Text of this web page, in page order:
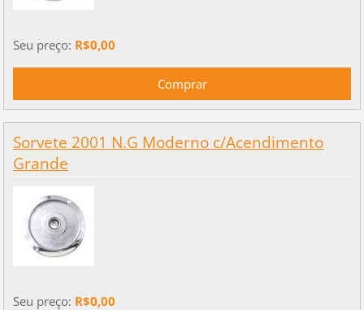
Seu preço: R$0,00
Sorvete 2001 N.G Moderno c/Acendimento
Grande
Seu preço: R$0,00